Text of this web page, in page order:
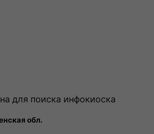
для поиска инфокиоска
обл.